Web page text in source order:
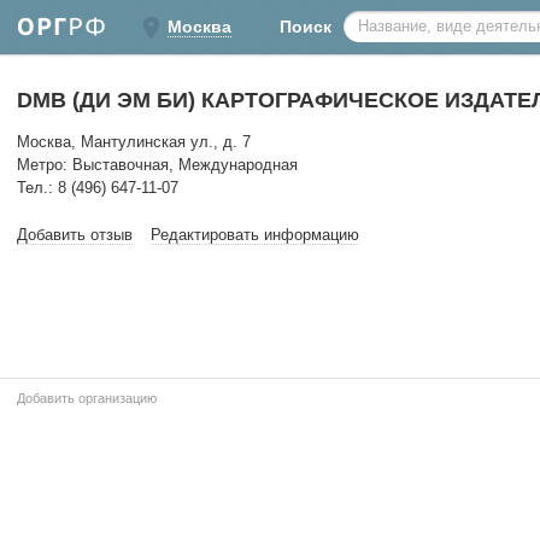
Москва Поиск
DMB (ДИ ЭМ БИ) КАРТОГРАФИЧЕСКОЕ
Москва, Мантулинская ул., д. 7
Метро: Выставочная, Международная
Тел.: 8 (496) 647-11-07
Добавить отзыв Редактировать информацию
Добавить организацию